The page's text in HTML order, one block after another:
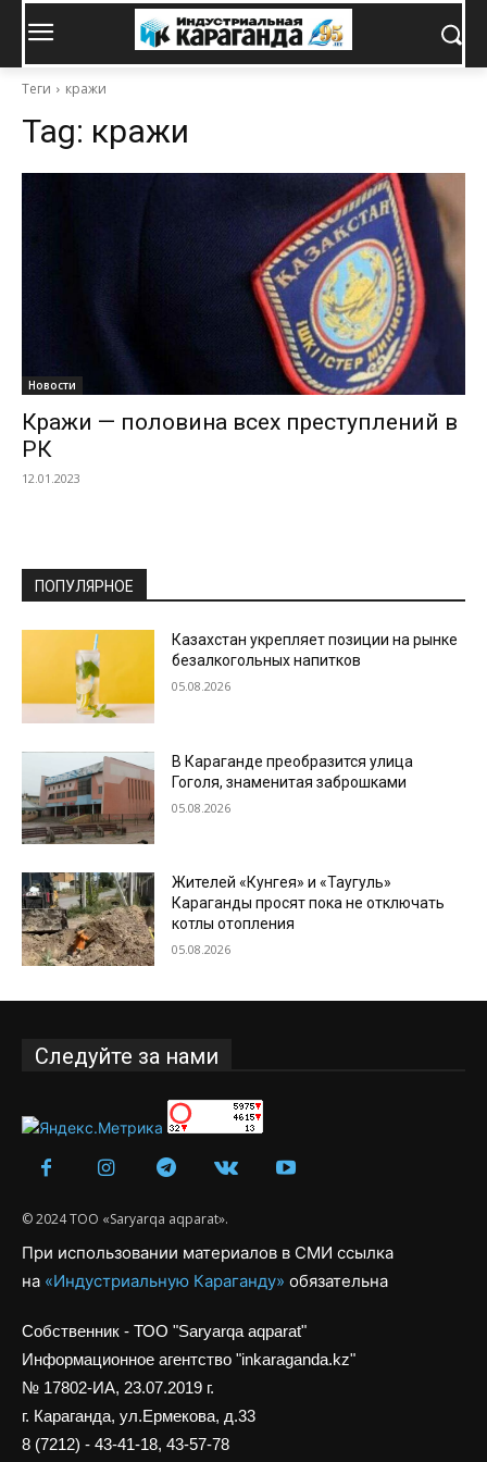
Теги кражи
Tag: кражи
Новости
Кражи — половина всех преступлений в
РК
12.01.2023
ПОПУЛЯРНОЕ
Казахстан укрепляет позиции на рынке
безалкогольных напитков
05.08.2026
В Караганде преобразится улица
Гоголя, знаменитая заброшками
05.08.2026
Жителей «Кунгея» и «Таугуль»
Караганды просят пока не отключать
котлы отопления
05.08.2026
Следуйте за нами
© 2024 ТОО «Saryarqa aqparat».
При использовании материалов в СМИ ссылка
на «Индустриальную Караганду» обязательна
Собственник - ТОО "Saryarqa aqparat"
Информационное агентство "inkaraganda.kz"
№ 17802-ИА, 23.07.2019 г.
г. Караганда, ул.Ермекова, д.33
8 (7212) - 43-41-18, 43-57-78